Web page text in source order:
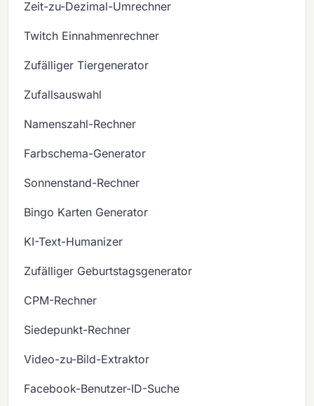
Zeit-zu-Dezimal-Umrechner
Twitch Einnahmenrechner
Zufälliger Tiergenerator
Zufallsauswahl
Namenszahl-Rechner
Farbschema-Generator
Sonnenstand-Rechner
Bingo Karten Generator
KI-Text-Humanizer
Zufälliger Geburtstagsgenerator
CPM-Rechner
Siedepunkt-Rechner
Video-zu-Bild-Extraktor
Facebook-Benutzer-ID-Suche